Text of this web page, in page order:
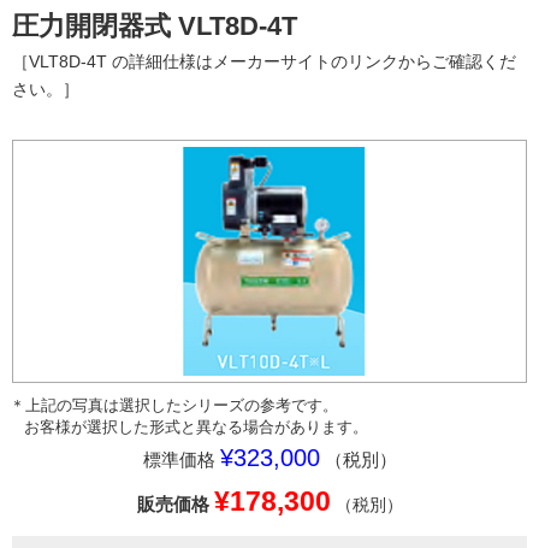
圧力開閉器式 VLT8D-4T
［VLT8D-4T の詳細仕様はメーカーサイトのリンクからご確認くだ
さい。］
＊上記の写真は選択したシリーズの参考です。
お客様が選択した形式と異なる場合があります。
標準価格 ¥323,000 （税別）
販売価格 ¥178,300 （税別）